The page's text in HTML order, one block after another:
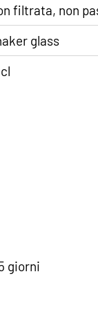
filtrata, non
glass
giorni